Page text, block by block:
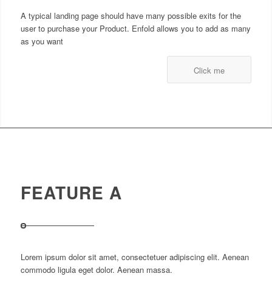
A typical landing page should have many possible exits for the
user to purchase your Product. Enfold allows you to add as many
as you want
Click me
FEATURE A
Lorem ipsum dolor sit amet, consectetuer adipiscing elit. Aenean
commodo ligula eget dolor. Aenean massa.